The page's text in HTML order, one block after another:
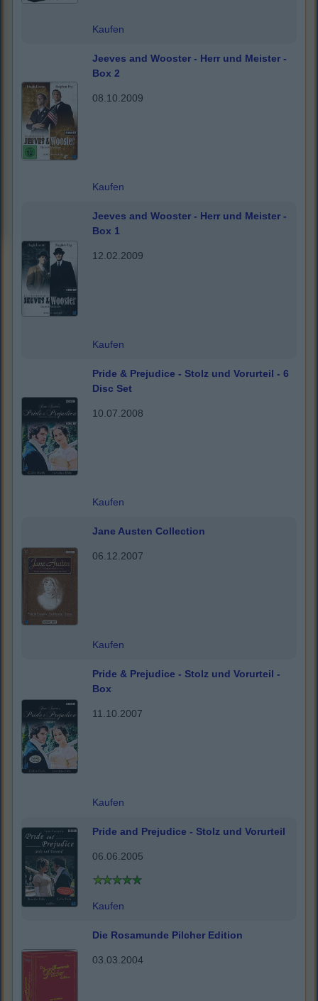
Kaufen
Jeeves and Wooster - Herr und Meister -
Box 2
08.10.2009
Kaufen
Jeeves and Wooster - Herr und Meister -
Box 1
12.02.2009
Kaufen
Pride & Prejudice - Stolz und Vorurteil - 6
Disc Set
10.07.2008
Kaufen
Jane Austen Collection
06.12.2007
Kaufen
Pride & Prejudice - Stolz und Vorurteil -
Box
11.10.2007
Kaufen
Pride and Prejudice - Stolz und Vorurteil
06.06.2005
Kaufen
Die Rosamunde Pilcher Edition
03.03.2004